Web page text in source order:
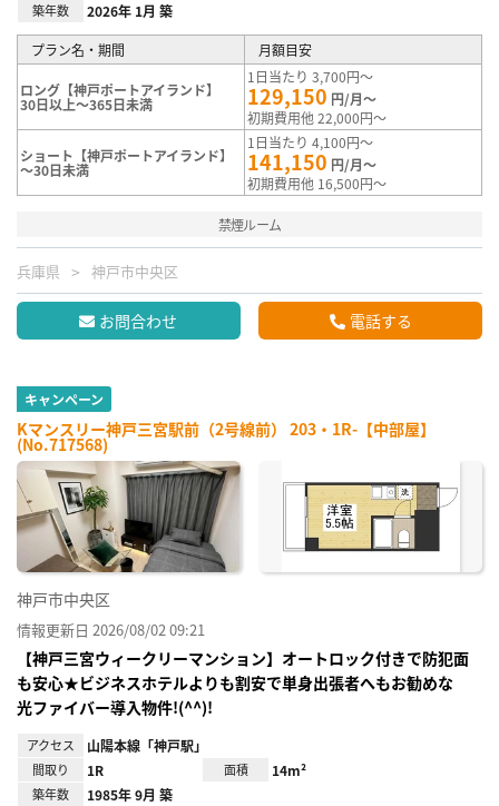
築年数 2026年 1月 築
プラン名・期間 月額目安
ロング【神戸ポートアイランド】
30日以上～365日未満
1日当たり 3,700円～
129,150 円/月～
初期費用他 22,000円～
ショート【神戸ポートアイランド】
～30日未満
1日当たり 4,100円～
141,150 円/月～
初期費用他 16,500円～
禁煙ルーム
兵庫県 神戸市中央区
お問合わせ 電話する
キャンペーン
Kマンスリー神戸三宮駅前（2号線前） 203・1R-【中部屋】
(No.717568)
神戸市中央区
情報更新日 2026/08/02 09:21
【神戸三宮ウィークリーマンション】オートロック付きで防犯面
も安心★ビジネスホテルよりも割安で単身出張者へもお勧めな
光ファイバー導入物件!(^^)!
アクセス 山陽本線「神戸駅」
間取り 1R 面積 14m²
築年数 1985年 9月 築